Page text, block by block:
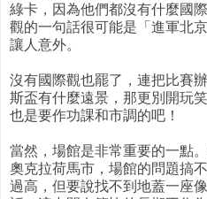
綠卡，因為他們都沒有什麼國
觀的一句話很可能是「進軍北
讓人意外。
沒有國際觀也罷了，連把比賽
斯盃有什麼遠景，那更別開玩
也是要作功課和市調的吧！
當然，場館是非常重要的一點
奧克拉荷馬市，場館的問題搞
過高，但要說找不到地蓋一座